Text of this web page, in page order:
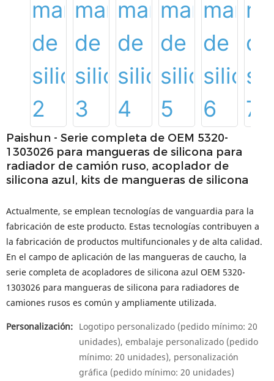
Paishun - Serie completa de OEM 5320-
1303026 para mangueras de silicona para
radiador de camión ruso, acoplador de
silicona azul, kits de mangueras de silicona
Actualmente, se emplean tecnologías de vanguardia para la
fabricación de este producto. Estas tecnologías contribuyen a
la fabricación de productos multifuncionales y de alta calidad.
En el campo de aplicación de las mangueras de caucho, la
serie completa de acopladores de silicona azul OEM 5320-
1303026 para mangueras de silicona para radiadores de
camiones rusos es común y ampliamente utilizada.
Personalización: Logotipo personalizado (pedido mínimo: 20
unidades), embalaje personalizado (pedido
mínimo: 20 unidades), personalización
gráfica (pedido mínimo: 20 unidades)